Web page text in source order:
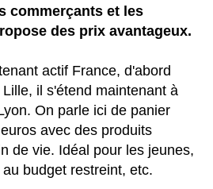
commerçants et les
des prix avantageux.
actif France, d'abord
il s'étend maintenant à
On parle ici de panier
avec des produits
de vie. Idéal pour les jeunes,
budget restreint, etc.